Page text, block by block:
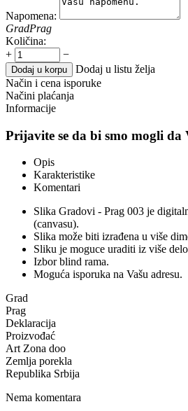
Napomena:
GradPrag
Količina:
+
−
Dodaj u korpu
Dodaj u listu želja
Način i cena isporuke
Načini plaćanja
Informacije
Prijavite se da bi smo mogli da
Opis
Karakteristike
Komentari
Slika Gradovi - Prag 003 je
(canvasu).
Slika može biti izrađena u više
Sliku je moguce uraditi iz više
Izbor blind rama.
Moguća isporuka na Vašu adresu.
Grad
Prag
Deklaracija
Proizvođać
Art Zona doo
Zemlja porekla
Republika Srbija
Nema komentara